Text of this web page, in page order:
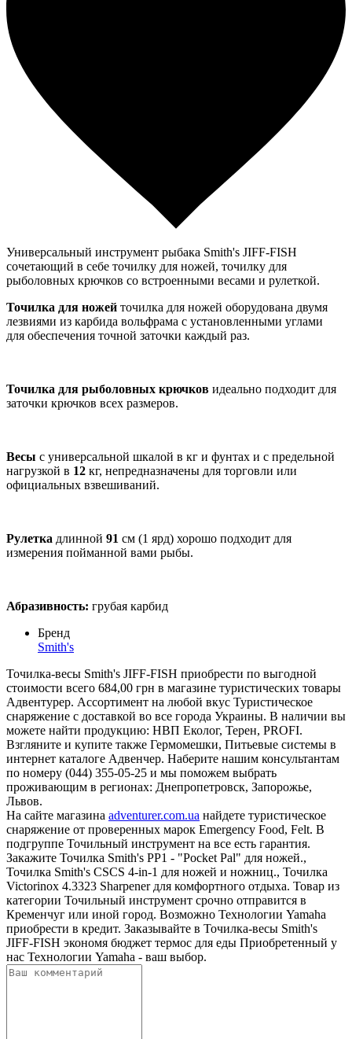
Универсальный инструмент рыбака Smith's JIFF-FISH
сочетающий в себе точилку для ножей, точилку для
рыболовных крючков со встроенными весами и рулеткой.
Точилка для ножей точилка для ножей оборудована двумя
лезвиями из карбида вольфрама с установленными углами
для обеспечения точной заточки каждый раз.
Точилка для рыболовных крючков идеально подходит для
заточки крючков всех размеров.
Весы с универсальной шкалой в кг и фунтах и с предельной
нагрузкой в 12 кг, непредназначены для торговли или
официальных взвешиваний.
Рулетка длинной 91 см (1 ярд) хорошо подходит для
измерения пойманной вами рыбы.
Абразивность: грубая карбид
Бренд
Smith's
Точилка-весы Smith's JIFF-FISH приобрести по выгодной
стоимости всего 684,00 грн в магазине туристических товары
Адвентурер. Ассортимент на любой вкус Туристическое
снаряжение с доставкой во все города Украины. В наличии вы
можете найти продукцию: НВП Еколог, Терен, PROFI.
Взгляните и купите также Гермомешки, Питьевые системы в
интернет каталоге Адвенчер. Наберите нашим консультантам
по номеру (044) 355-05-25 и мы поможем выбрать
проживающим в регионах: Днепропетровск, Запорожье,
Львов.
На сайте магазина adventurer.com.ua найдете туристическое
снаряжение от проверенных марок Emergency Food, Felt. В
подгруппе Точильный инструмент на все есть гарантия.
Закажите Точилка Smith's PP1 - "Pocket Pal" для ножей.,
Точилка Smith's CSCS 4-in-1 для ножей и ножниц., Точилка
Victorinox 4.3323 Sharpener для комфортного отдыха. Товар из
категории Точильный инструмент срочно отправится в
Кременчуг или иной город. Возможно Технологии Yamaha
приобрести в кредит. Заказывайте в Точилка-весы Smith's
JIFF-FISH экономя бюджет термос для еды Приобретенный у
нас Технологии Yamaha - ваш выбор.